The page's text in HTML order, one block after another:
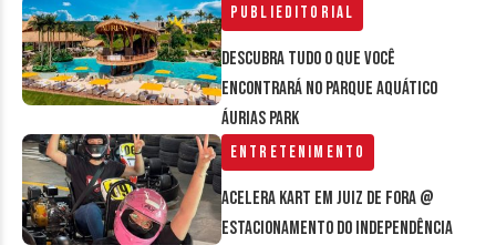
Publieditorial
Descubra tudo o que você
encontrará no parque aquático
Áurias Park
Entretenimento
Acelera Kart em Juiz de Fora @
estacionamento do Independência